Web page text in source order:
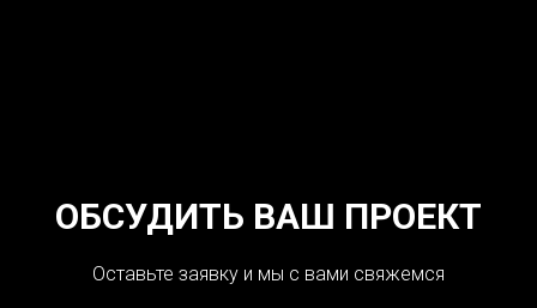
ОБСУДИТЬ ВАШ ПРОЕКТ
Оставьте заявку и мы с вами свяжемся